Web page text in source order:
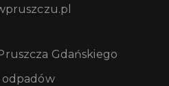
Gdańskiego